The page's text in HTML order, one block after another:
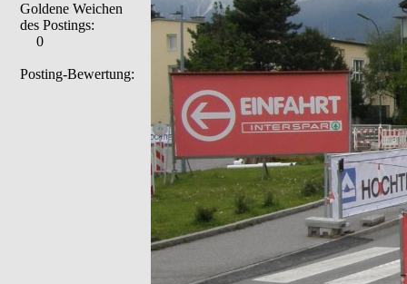
Goldene Weichen
des Postings:
0
Posting-Bewertung: